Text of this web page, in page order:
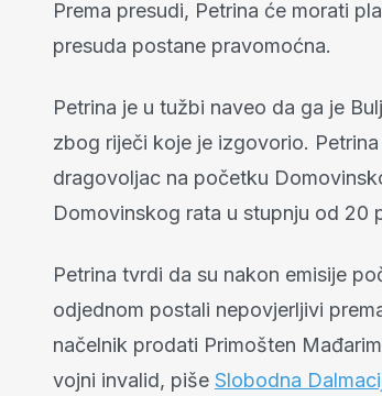
Prema presudi, Petrina će morati
presuda postane pravomoćna.
Petrina je u tužbi naveo da ga je
zbog riječi koje je izgovorio.
dragovoljac na početku
Domovinskog rata u stupnju od 20
Petrina tvrdi da su nakon emisije
odjednom postali nepovjerljivi
načelnik prodati Primošten
vojni invalid, piše Slobodna